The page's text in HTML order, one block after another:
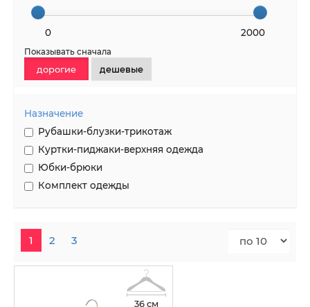
2000
0
Показывать сначала
дорогие дешевые
Назначение
Рубашки-блузки-трикотаж
Куртки-пиджаки-верхняя одежда
Юбки-брюки
Комплект одежды
1 2 3
36 см